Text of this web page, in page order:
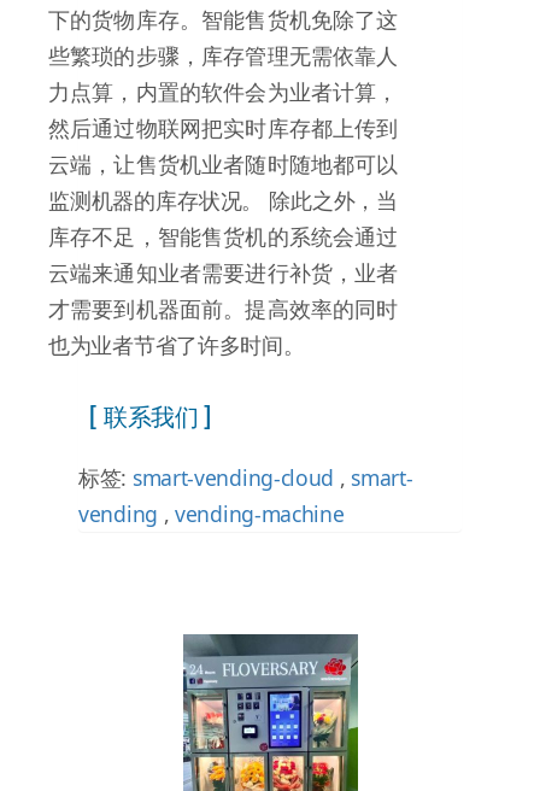
下的货物库存。智能售货机免除了这
些繁琐的步骤，库存管理无需依靠人
力点算，内置的软件会为业者计算，
然后通过物联网把实时库存都上传到
云端，让售货机业者随时随地都可以
监测机器的库存状况。 除此之外，当
库存不足，智能售货机的系统会通过
云端来通知业者需要进行补货，业者
才需要到机器面前。提高效率的同时
也为业者节省了许多时间。
[ 联系我们 ]
标签: smart-vending-cloud , smart-
vending ,vending-machine